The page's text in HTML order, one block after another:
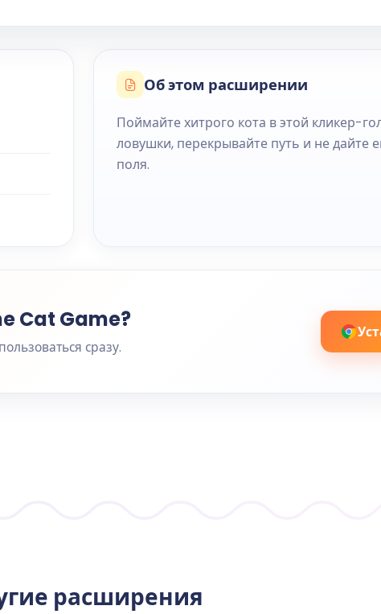
Об этом расширении
Поймайте хитрого кота в этой кликер-
ловушки, перекрывайте путь и не дайте
поля.
Cat Game?
сразу.
расширения